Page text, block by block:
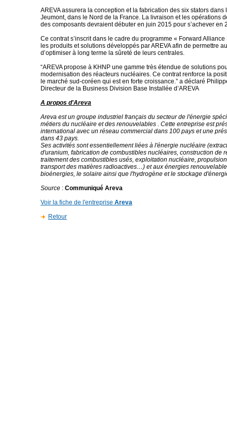
AREVA assurera la conception et la fabrication des six stators dans
Jeumont, dans le Nord de la France. La livraison et les opérations
des composants devraient débuter en juin 2015 pour s’achever en
Ce contrat s’inscrit dans le cadre du programme « Forward
les produits et solutions développés par AREVA afin de permettre
d’optimiser à long terme la sûreté de leurs centrales.
“AREVA propose à KHNP une gamme très étendue de solutions
modernisation des réacteurs nucléaires. Ce contrat renforce la
le marché sud-coréen qui est en forte croissance.” a déclaré
Directeur de la Business Division Base Installée d’AREVA
A propos d'Areva
Areva est un groupe industriel français du secteur de l'énergie
métiers du nucléaire et des renouvelables . Cette entreprise est
international avec un réseau commercial dans 100 pays et une
dans 43 pays.
Ses activités sont essentiellement liées à l'énergie nucléaire
d'uranium, fabrication de combustibles nucléaires, construction de
traitement des combustibles usés, exploitation nucléaire,
transport des matières radioactives…) et aux énergies
bioénergies, le solaire ainsi que l'hydrogène et le stockage
Source : Communiqué Areva
Voir la fiche de l'entreprise Areva
Retour